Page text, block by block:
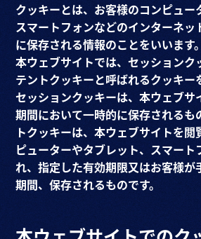
クッキーとは、お客様のコンピュー
スマートフォンなどのインターネッ
に保存される情報のことをいいます。
本ウェブサイトでは、セッションク
テントクッキーと呼ばれるクッキー
セッションクッキーは、本ウェブサ
期間において一時的に保存されるも
トクッキーは、本ウェブサイトを
ピューターやタブレット、スマート
れ、指定した有効期限又はお客様が
期間、保存されるものです。